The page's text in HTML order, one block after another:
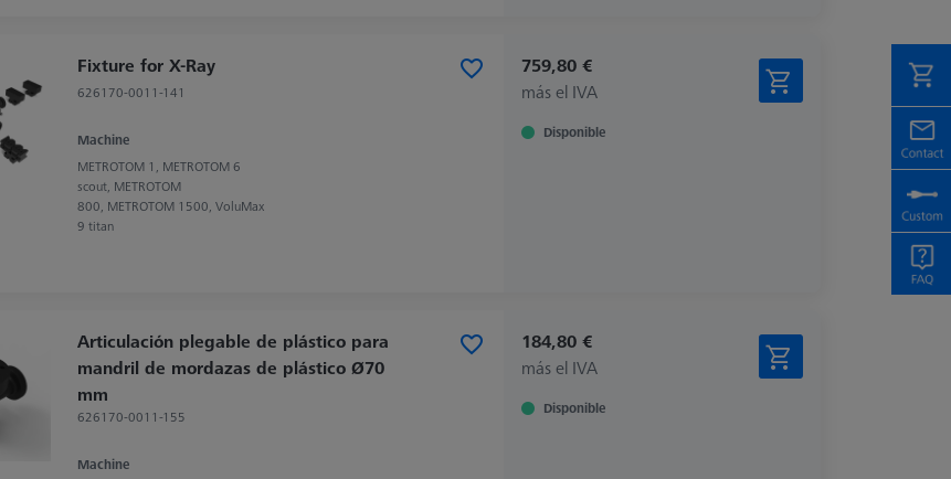
Fixture for X-Ray
626170-0011-141
Machine
METROTOM 1, METROTOM 6
scout, METROTOM
800, METROTOM 1500, VoluMax
9 titan
759,80 €
más el IVA
Disponible
Articulación plegable de plástico para
mandril de mordazas de plástico Ø70
mm
626170-0011-155
Machine
184,80 €
más el IVA
Disponible